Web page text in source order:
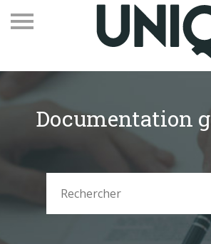
Recevez notre newsletter
Vos contacts
Espace adhérents
Documentation